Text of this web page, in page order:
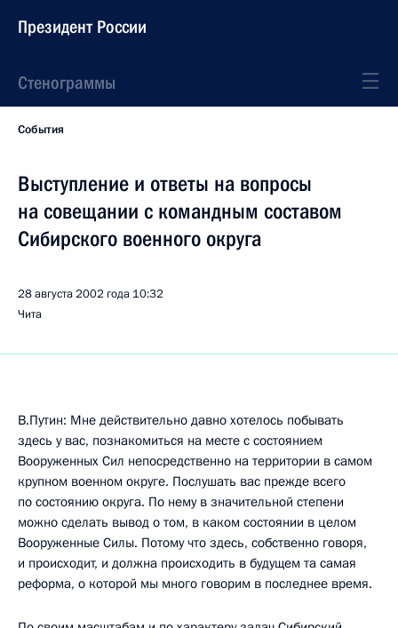
Президент России
Стенограммы
События
Выступление и ответы на вопросы
на совещании с командным составом
Сибирского военного округа
28 августа 2002 года 10:32
Чита
В.Путин: Мне действительно давно хотелось побывать
здесь у вас, познакомиться на месте с состоянием
Вооруженных Сил непосредственно на территории в самом
крупном военном округе. Послушать вас прежде всего
по состоянию округа. По нему в значительной степени
можно сделать вывод о том, в каком состоянии в целом
Вооруженные Силы. Потому что здесь, собственно говоря,
и происходит, и должна происходить в будущем та самая
реформа, о которой мы много говорим в последнее время.